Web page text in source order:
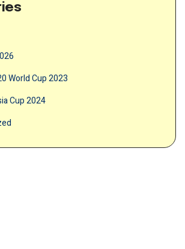
World Cup 2023
Cup 2024